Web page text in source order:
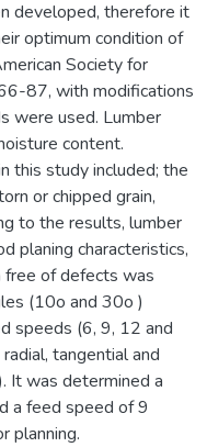
developed, therefore it
optimum condition of
Society for
87, with modifications
were used. Lumber
content.
this study included; the
or chipped grain,
to the results, lumber
planing characteristics,
free of defects was
(10o and 30o )
speeds (6, 9, 12 and
tangential and
It was determined a
a feed speed of 9
planning.